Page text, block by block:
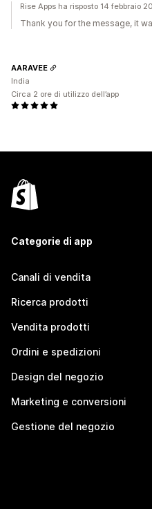
Rise Apps ha risposto 14 febbraio
Thank you for the message, it
AARAVEE
India
Circa 2 ore di utilizzo dell’app
Categorie di app
Canali di vendita
Ricerca prodotti
Vendita prodotti
Ordini e spedizioni
Design del negozio
Marketing e conversioni
Gestione del negozio